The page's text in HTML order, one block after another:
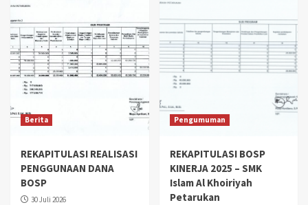
Berita
REKAPITULASI REALISASI
PENGGUNAAN DANA
BOSP
30 Juli 2026
Pengumuman
REKAPITULASI BOSP
KINERJA 2025 – SMK
Islam Al Khoiriyah
Petarukan